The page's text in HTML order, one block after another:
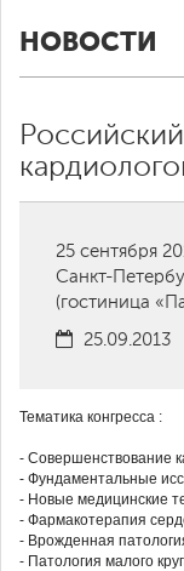
НОВОСТИ
25 сентября
Санкт-
(гостиница
25.09.2013
Тематика конгресса :
- Совершенствование
- Фундаментальные
- Новые медицинские
- Фармакотерапия
- Врожденная
- Патология малого